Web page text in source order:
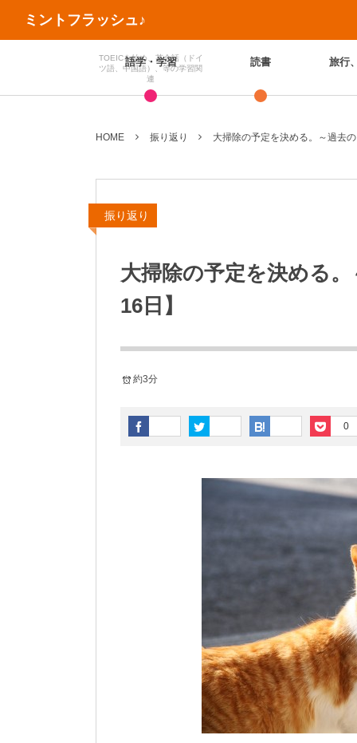
ミントフラッシュ♪
語学・学習
TOEICを始め、英会話（ドイ
ツ語、中国語）、等の学習関
連
読書 旅行
HOME 振り返り 大掃除の予定を決める。～過去
振り返り
大掃除の予定を決める
16日】
約3分
0